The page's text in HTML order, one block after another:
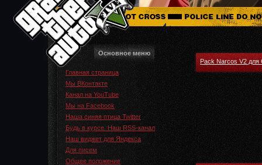
Основное меню
Главная страница
Мы ВКонтакте
Канал на YouTube
Мы на Facebook
Наша синяя птица Twitter
Будь в курсе. Наш RSS-канал
Наш виджет для Яндекса
Для писем
Общее положение
Pack Narcos V2 для